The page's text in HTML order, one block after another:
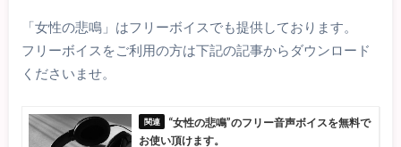
「女性の悲鳴」はフリーボイスでも提供しております。
フリーボイスをご利用の方は下記の記事からダウンロード
くださいませ。
“女性の悲鳴”のフリー音声ボイスを無料で
お使い頂けます。